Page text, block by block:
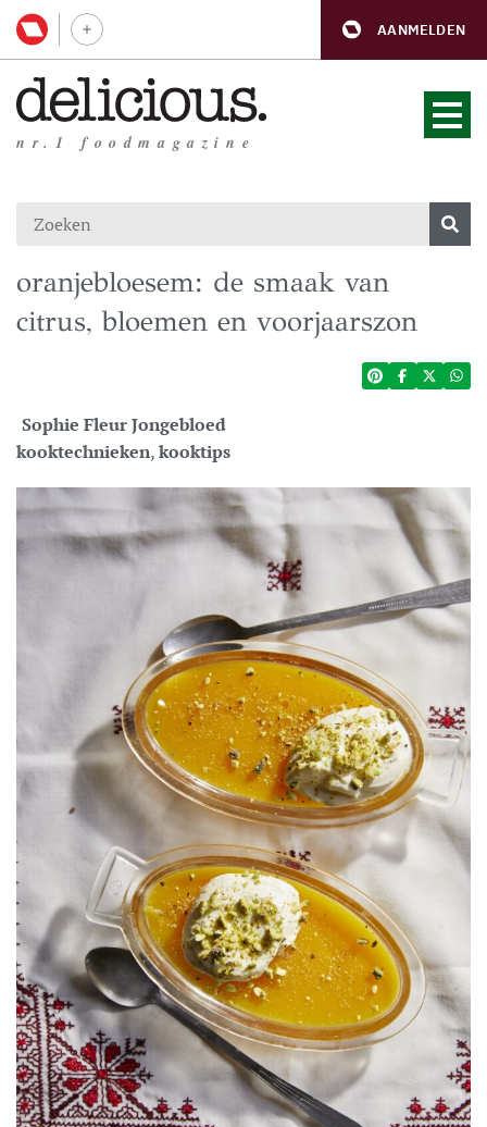
AANMELDEN
nr.1 foodmagazine
oranjebloesem: de smaak van
citrus, bloemen en voorjaarszon
Sophie Fleur Jongebloed
kooktechnieken,kooktips